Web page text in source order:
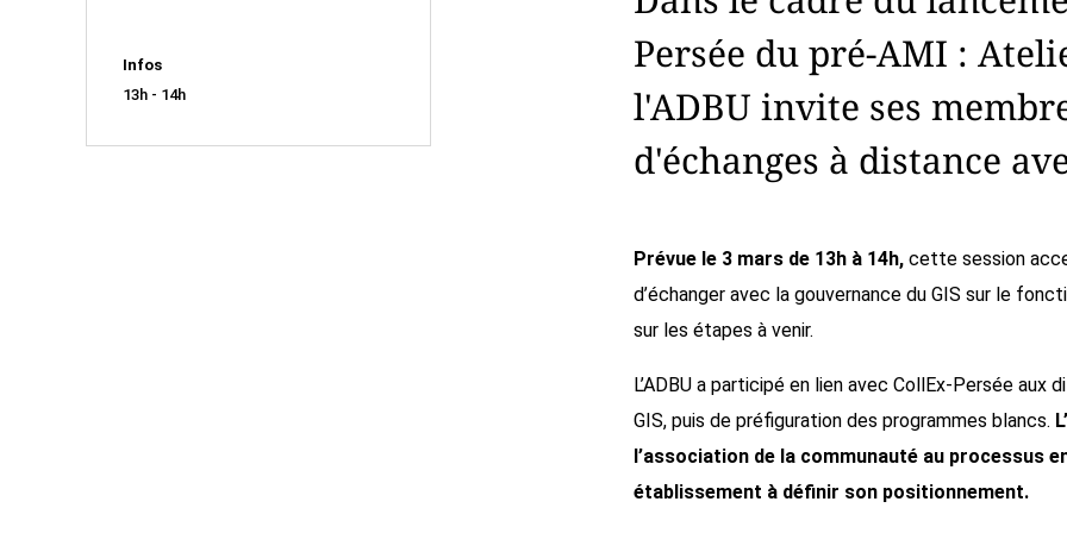
Persée du pré-AMI :
l'ADBU invite ses
d'échanges à distance
Prévue le 3 mars de 13h à 14h, cette session
d’échanger avec la gouvernance du GIS sur le
sur les étapes à venir.
L’ADBU a participé en lien avec CollEx-Persée
GIS, puis de préfiguration des programmes blancs.
l’association de la communauté au processus
établissement à définir son positionnement.
Infos
13h - 14h